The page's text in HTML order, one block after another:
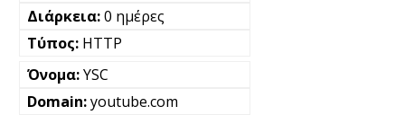
0 ημέρες
HTTP
YSC
youtube.com